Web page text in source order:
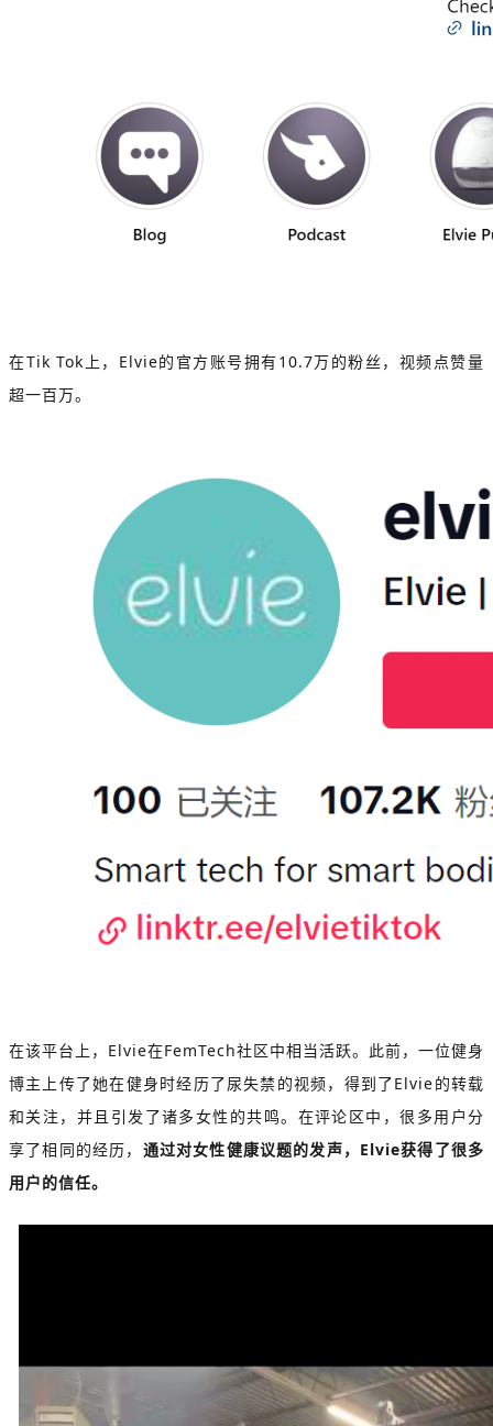
在Tik Tok上，Elvie的官方账号拥有10.7万的粉丝，视频点赞量
超一百万。
在该平台上，Elvie在FemTech社区中相当活跃。此前，一位健身
博主上传了她在健身时经历了尿失禁的视频，得到了Elvie的转载
和关注，并且引发了诸多女性的共鸣。在评论区中，很多用户分
享了相同的经历， 通过对女性健康议题的发声，Elvie获得了很多
用户的信任。